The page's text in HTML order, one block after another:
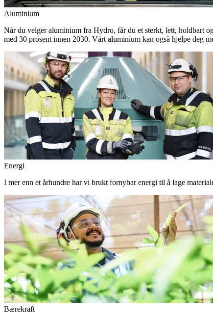
Aluminium
Når du velger aluminium fra Hydro, får du et sterkt, lett, holdbart
med 30 prosent innen 2030. Vårt aluminium kan også hjelpe deg
Energi
I mer enn et århundre har vi brukt fornybar energi til å lage
Bærekraft